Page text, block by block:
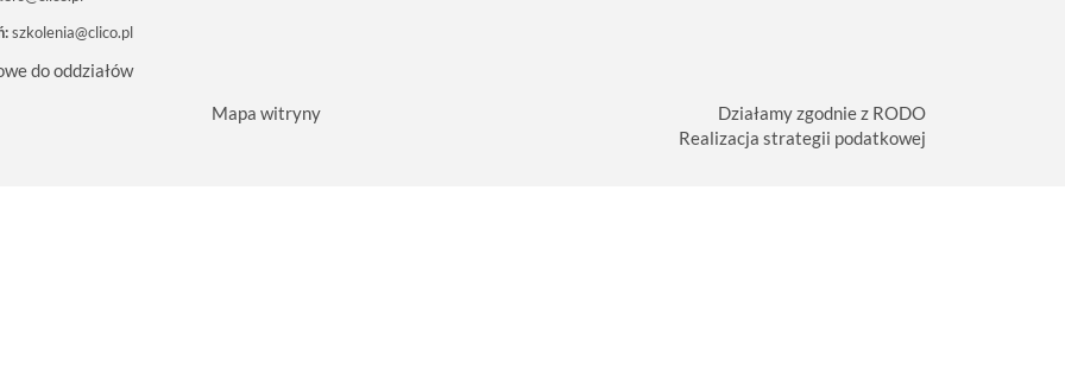
szkolenia@clico.pl
do oddziałów
Mapa witryny
Działamy zgodnie z RODO
Realizacja strategii podatkowej